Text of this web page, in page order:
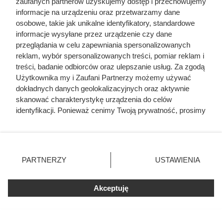
Kwidzynie
Zabawki z piekła rodem. Tymi horrorkami bawiły
się nasze babcie
informacje na urządzeniu oraz przetwarzamy dane
osobowe, takie jak unikalne identyfikatory, standardowe
informacje wysyłane przez urządzenie czy dane
przeglądania w celu zapewniania spersonalizowanych
reklam, wybór spersonalizowanych treści, pomiar reklam i
treści, badanie odbiorców oraz ulepszanie usług. Za zgodą
Użytkownika my i Zaufani Partnerzy możemy używać
dokładnych danych geolokalizacyjnych oraz aktywnie
skanować charakterystykę urządzenia do celów
identyfikacji. Ponieważ cenimy Twoją prywatność, prosimy
prywatności znajdujący się w lewym dolnym rogu strony
. Niektóre rodzaje przetwarzania danych nie wymagają
zgody użytkownika, ale masz prawo sprzeciwić się
takiemu przetwarzaniu. Preferencje będą miały
zastosowania tylko na tej witrynie.
PARTNERZY USTAWIENIA
Akceptuję